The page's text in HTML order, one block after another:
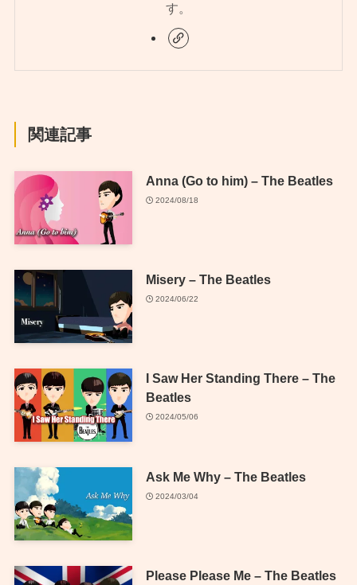
す。
関連記事
Anna (Go to him) – The Beatles
2024/08/18
Misery – The Beatles
2024/06/22
I Saw Her Standing There – The
Beatles
2024/05/06
Ask Me Why – The Beatles
2024/03/04
Please Please Me – The Beatles